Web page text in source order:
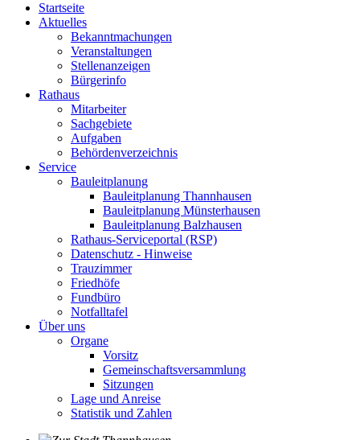
Startseite
Aktuelles
Bekanntmachungen
Veranstaltungen
Stellenanzeigen
Bürgerinfo
Rathaus
Mitarbeiter
Sachgebiete
Aufgaben
Behördenverzeichnis
Service
Bauleitplanung
Bauleitplanung Thannhausen
Bauleitplanung Münsterhausen
Bauleitplanung Balzhausen
Rathaus-Serviceportal (RSP)
Datenschutz - Hinweise
Trauzimmer
Friedhöfe
Fundbüro
Notfalltafel
Über uns
Organe
Vorsitz
Gemeinschaftsversammlung
Sitzungen
Lage und Anreise
Statistik und Zahlen